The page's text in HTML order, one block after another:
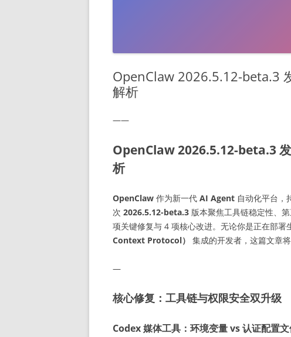
OpenClaw 2026.5.12-beta.3
解析
——
OpenClaw 2026.5.12-beta.3
析
OpenClaw 作为新一代 AI Agent 自动化平台，
次 2026.5.12-beta.3 版本聚焦工具链稳定性、
项关键修复与 4 项核心改进。无论你是正在部署
Context Protocol）
集成的开发者，这篇文章
—
核心修复：工具链与权限安全双升级
Codex 媒体工具：环境变量 vs 认证配置